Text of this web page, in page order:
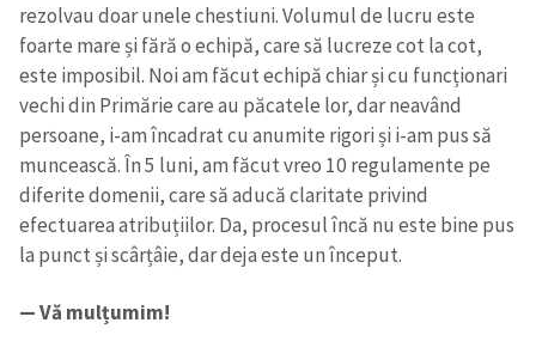
rezolvau doar unele chestiuni. Volumul de lucru este
foarte mare și fără o echipă, care să lucreze cot la cot,
este imposibil. Noi am făcut echipă chiar și cu funcționari
vechi din Primărie care au păcatele lor, dar neavând
persoane, i-am încadrat cu anumite rigori și i-am pus să
muncească. În 5 luni, am făcut vreo 10 regulamente pe
diferite domenii, care să aducă claritate privind
efectuarea atribuțiilor. Da, procesul încă nu este bine pus
la punct și scârțâie, dar deja este un început.
— Vă mulțumim!